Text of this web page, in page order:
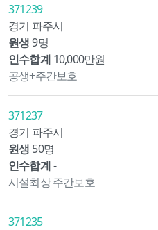
371239
경기 파주시
원생 9명
인수합계 10,000만원
공생+주간보호
371237
경기 파주시
원생 50명
인수합계-
시설최상 주간보호
371235